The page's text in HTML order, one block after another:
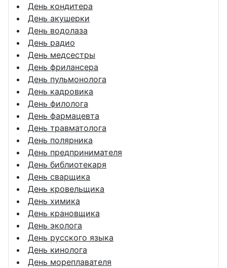
День кондитера
День акушерки
День водолаза
День радио
День медсестры
День фрилансера
День пульмонолога
День кадровика
День филолога
День фармацевта
День травматолога
День полярника
День предпринимателя
День библиотекаря
День сварщика
День кровельщика
День химика
День крановщика
День эколога
День русского языка
День кинолога
День мореплавателя